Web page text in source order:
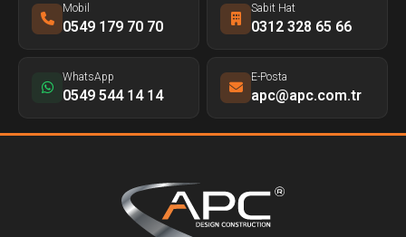
Mobil
0549 179 70 70
Sabit Hat
0312 328 65 66
WhatsApp
0549 544 14 14
E-Posta
apc@apc.com.tr